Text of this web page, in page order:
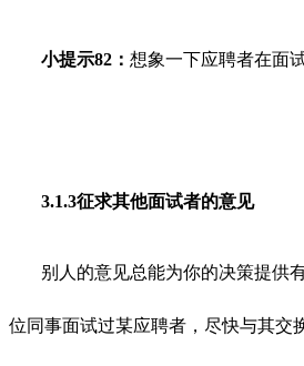
小提示82： 想象一下应聘者在面
3.1.3征求其他面试者的意见
别人的意见总能为你的决策提供
位同事面试过某应聘者，尽快与其交